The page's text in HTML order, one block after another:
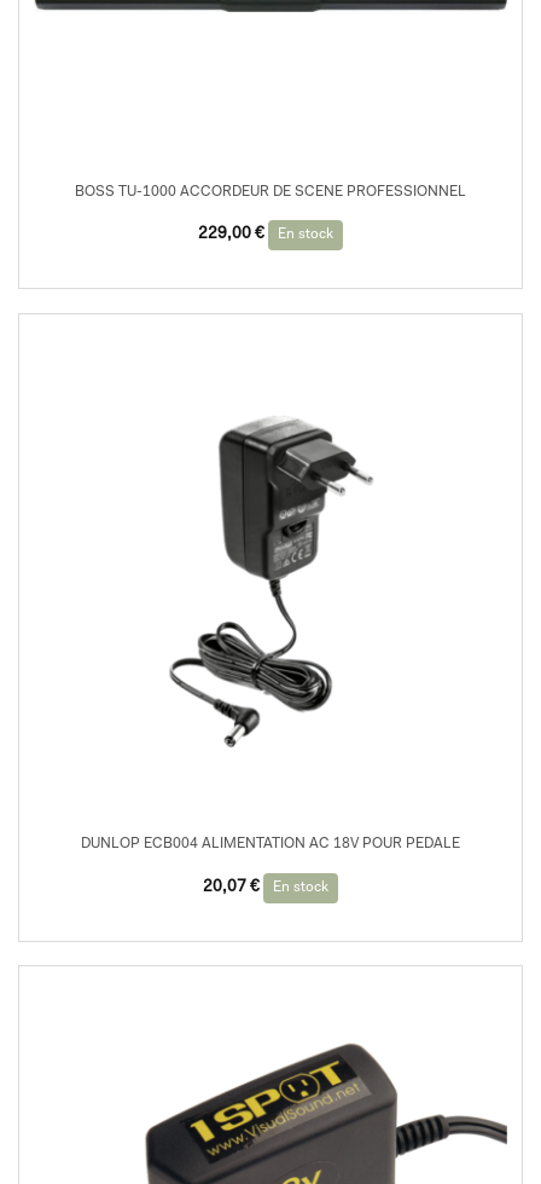
BOSS TU-1000 ACCORDEUR DE SCENE PROFESSIONNEL
229,00 € En stock
DUNLOP ECB004 ALIMENTATION AC 18V POUR PEDALE
20,07 € En stock